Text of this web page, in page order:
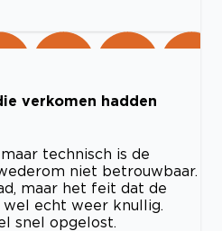
verkomen hadden
technisch is de
niet betrouwbaar.
maar het feit dat de
wel echt weer knullig.
snel opgelost.